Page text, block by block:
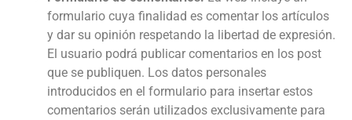
formulario cuya finalidad es comentar los artículos
y dar su opinión respetando la libertad de expresión.
El usuario podrá publicar comentarios en los post
que se publiquen. Los datos personales
introducidos en el formulario para insertar estos
comentarios serán utilizados exclusivamente para